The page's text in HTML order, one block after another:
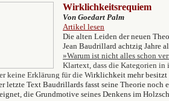
Wirklichkeitsrequiem
Von Goedart Palm
Artikel lesen
Die alten Leiden der neuen
Jean Baudrillard achtzig Jahre
»Warum ist nicht alles schon
Klartext, dass die Kategorien in
keine Erklärung für die Wirklichkeit mehr besitzt
letzte Text Baudrillards fasst seine Theorie noch
die Grundmotive seines Denkens im